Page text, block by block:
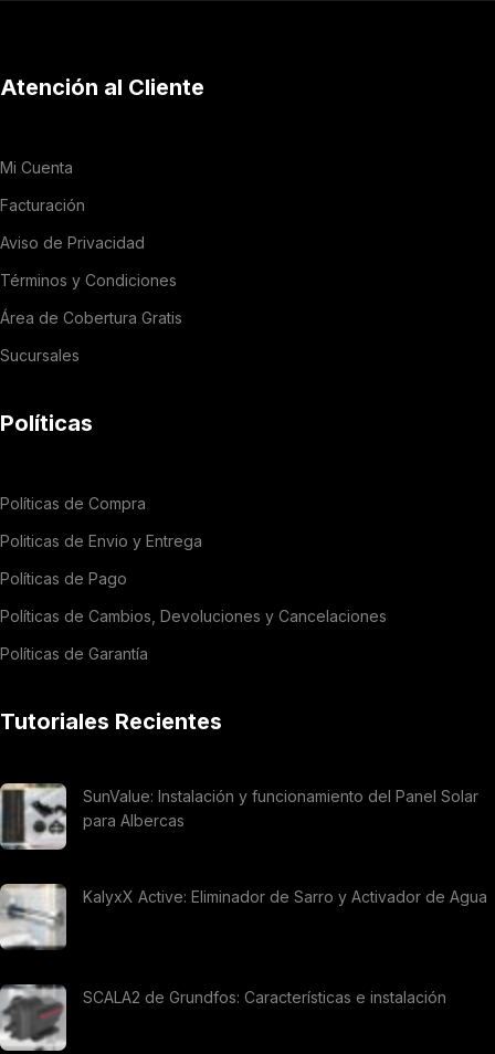
Atención al Cliente
Mi Cuenta
Facturación
Aviso de Privacidad
Términos y Condiciones
Área de Cobertura Gratis
Sucursales
Políticas
Políticas de Compra
Politicas de Envio y Entrega
Políticas de Pago
Políticas de Cambios, Devoluciones y Cancelaciones
Políticas de Garantía
Tutoriales Recientes
SunValue: Instalación y funcionamiento del Panel Solar
para Albercas
KalyxX Active: Eliminador de Sarro y Activador de Agua
SCALA2 de Grundfos: Características e instalación